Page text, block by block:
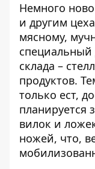
Немного
и другим
мясному,
специальный
склада –
продуктов.
только ест,
планируется
вилок и
ножей, что,